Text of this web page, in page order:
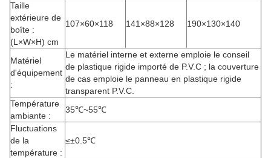
Taille
extérieure de
boîte :
(L×W×H) cm
107×60×118 141×88×128 190×130×140
Matériel
d'équipement
:
Le matériel interne et externe emploie le conseil
de plastique rigide importé de P.V.C ; la couverture
de cas emploie le panneau en plastique rigide
transparent P.V.C.
Température
ambiante :
35℃~55℃
Fluctuations
de la
température :
≤±0.5℃